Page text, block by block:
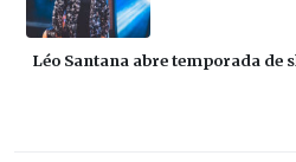
Léo Santana abre temporada de